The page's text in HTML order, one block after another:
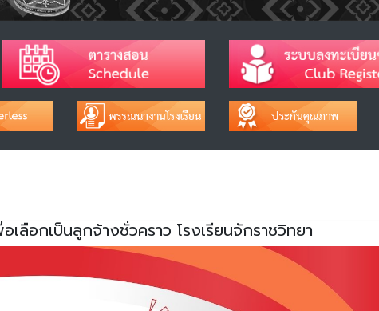
เลือกเป็นลูกจ้างชั่วคราว โรงเรียนจักราชวิทยา